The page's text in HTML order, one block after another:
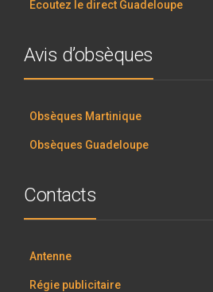
Écoutez le direct Guadeloupe
Avis d’obsèques
Obsèques Martinique
Obsèques Guadeloupe
Contacts
Antenne
Régie publicitaire